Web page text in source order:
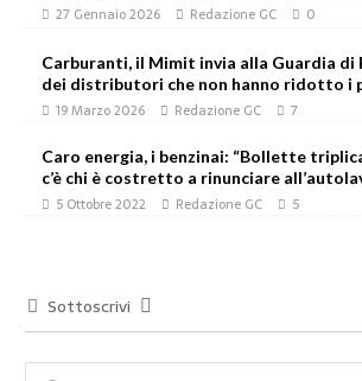
27 Gennaio 2026 Redazione GC 0
Carburanti, il Mimit invia alla Guardia di
dei distributori che non hanno ridotto i
19 Marzo 2026 Redazione GC 7
Caro energia, i benzinai: “Bollette
c’è chi è costretto a rinunciare
5 Ottobre 2022 Redazione GC 5
Sottoscrivi